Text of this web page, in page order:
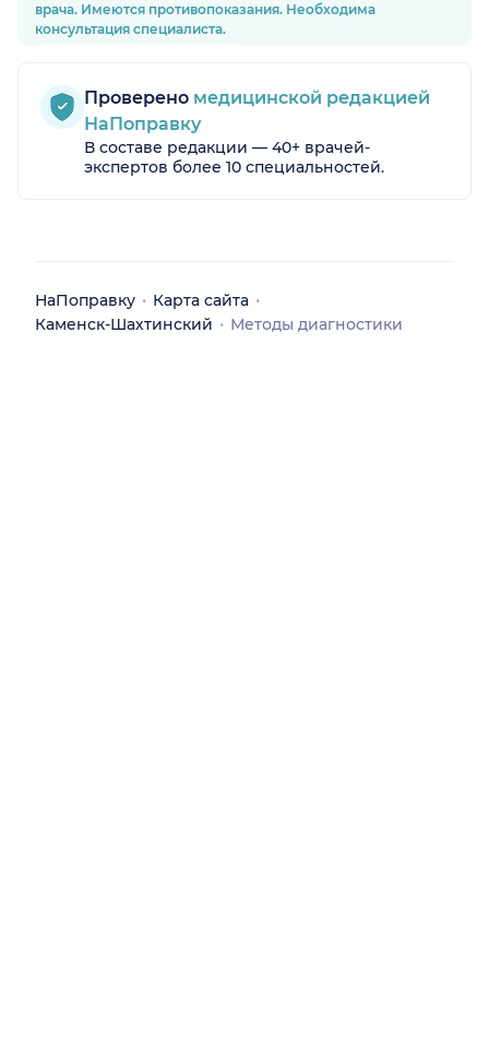
врача. Имеются противопоказания. Необходима
консультация специалиста.
Проверено медицинской редакцией
НаПоправку
В составе редакции — 40+ врачей-
экспертов более 10 специальностей.
НаПоправку
Карта сайта
Каменск-Шахтинский
Методы диагностики